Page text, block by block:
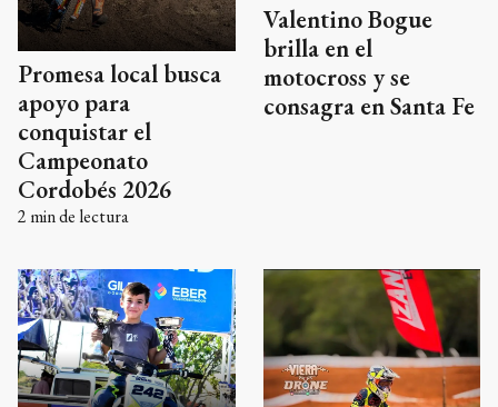
Promesa local busca
apoyo para
conquistar el
Campeonato
Cordobés 2026
2 min de lectura
Valentino Bogue
brilla en el
motocross y se
consagra en Santa Fe